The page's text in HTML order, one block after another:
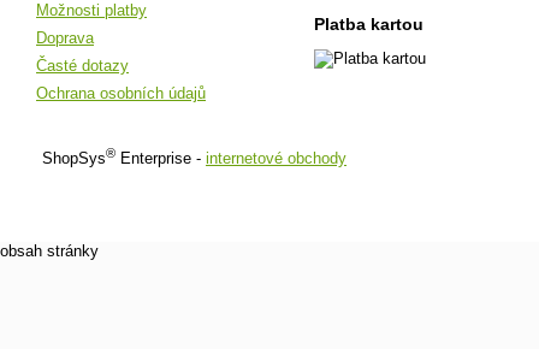
Možnosti platby
Doprava
Časté dotazy
Ochrana osobních údajů
Platba kartou
ShopSys® Enterprise - internetové obchody
obsah stránky